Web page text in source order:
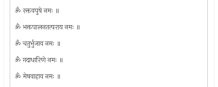
ॐ रक्तवपुषे नमः ॥
ॐ भक्तपालनतत्पराय नमः ॥
ॐ चतुर्भुजाय नमः ॥
ॐ गदाधारिणे नमः ॥
ॐ मेषवाहाय नमः ॥